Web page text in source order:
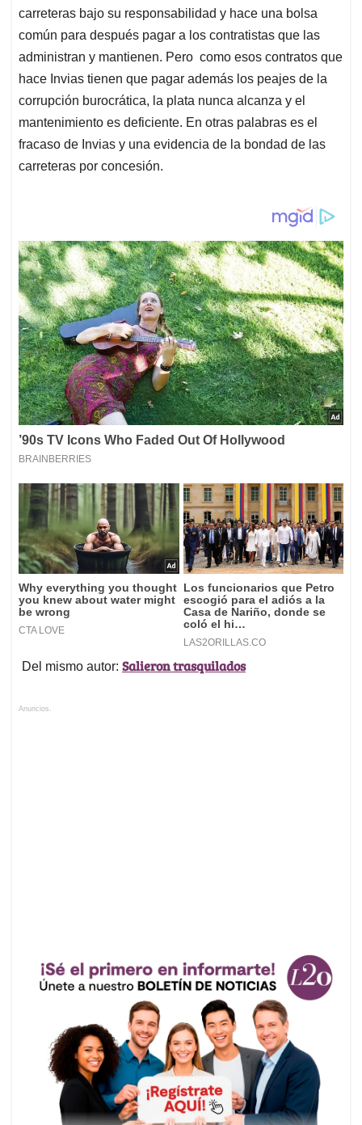
carreteras bajo su responsabilidad y hace una bolsa
común para después pagar a los contratistas que las
administran y mantienen. Pero como esos contratos que
hace Invias tienen que pagar además los peajes de la
corrupción burocrática, la plata nunca alcanza y el
mantenimiento es deficiente. En otras palabras es el
fracaso de Invias y una evidencia de la bondad de las
carreteras por concesión.
Del mismo autor: Salieron trasquilados
Anuncios.